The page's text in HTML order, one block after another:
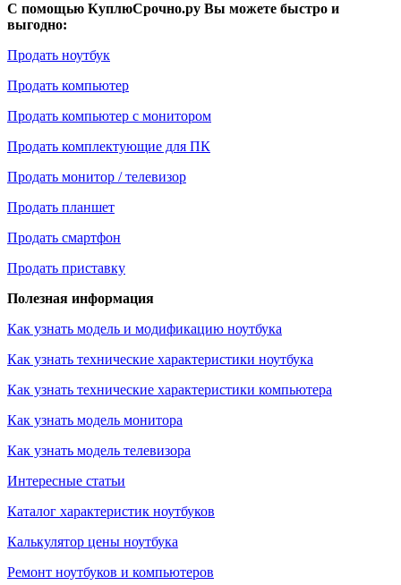
С помощью КуплюСрочно.ру Вы можете быстро и
выгодно:
Продать ноутбук
Продать компьютер
Продать компьютер с монитором
Продать комплектующие для ПК
Продать монитор / телевизор
Продать планшет
Продать смартфон
Продать приставку
Полезная информация
Как узнать модель и модификацию ноутбука
Как узнать технические характеристики ноутбука
Как узнать технические характеристики компьютера
Как узнать модель монитора
Как узнать модель телевизора
Интересные статьи
Каталог характеристик ноутбуков
Калькулятор цены ноутбука
Ремонт ноутбуков и компьютеров